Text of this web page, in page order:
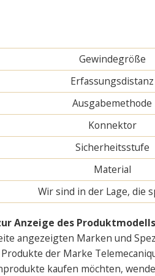
Gewindegröße
Erfassungsdistanz
Ausgabemethode
Konnektor
Sicherheitsstufe
Material
Wir sind in der Lage, die
Anzeige des Produktmodells
angezeigten Marken und
der Marke
kaufen möchten,